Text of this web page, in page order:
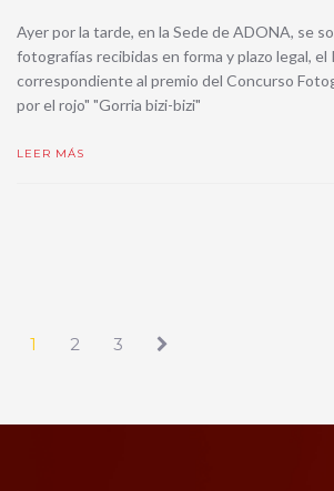
Ayer por la tarde, en la Sede de ADONA, se
fotografías recibidas en forma y plazo legal, el
correspondiente al premio del Concurso
por el rojo" "Gorria bizi-bizi"
LEER MÁS
1 2 3